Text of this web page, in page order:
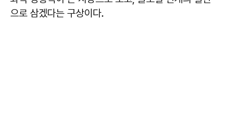
으로 삼겠다는 구상이다.